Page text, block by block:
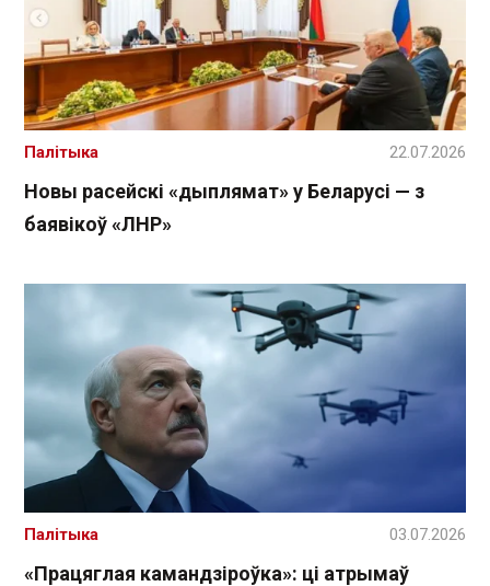
Новы расейскі «дыплямат» у Беларусі — з
баявікоў «ЛНР»
Палітыка 22.07.2026
«Працяглая камандзіроўка»: ці атрымаў
Палітыка 03.07.2026